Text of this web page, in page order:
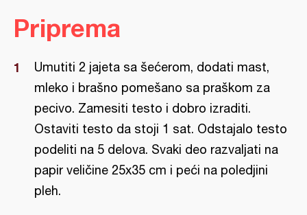
Priprema
Umutiti 2 jajeta sa šećerom, dodati mast,
mleko i brašno pomešano sa praškom za
pecivo. Zamesiti testo i dobro izraditi.
Ostaviti testo da stoji 1 sat. Odstajalo testo
podeliti na 5 delova. Svaki deo razvaljati na
papir veličine 25x35 cm i peći na poledjini
pleh.